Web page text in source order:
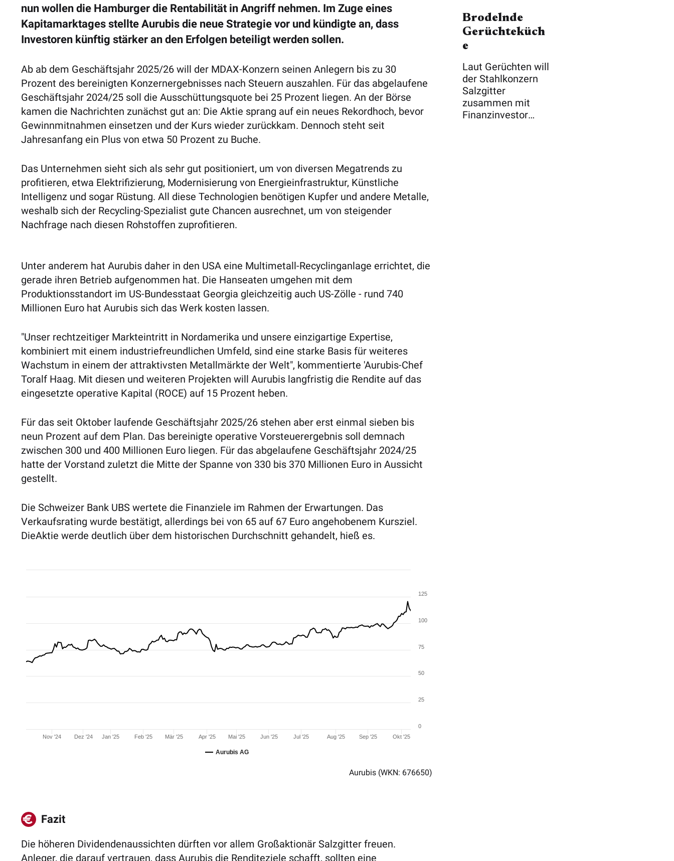
nun wollen die Hamburger die Rentabilität in Angriff nehmen. Im Zuge eines
Kapitamarktages stellte Aurubis die neue Strategie vor und kündigte an, dass
Investoren künftig stärker an den Erfolgen beteiligt werden sollen.
Ab ab dem Geschäftsjahr 2025/26 will der MDAX-Konzern seinen Anlegern bis zu 30
Prozent des bereinigten Konzernergebnisses nach Steuern auszahlen. Für das abgelaufene
Geschäftsjahr 2024/25 soll die Ausschüttungsquote bei 25 Prozent liegen. An der Börse
kamen die Nachrichten zunächst gut an: Die Aktie sprang auf ein neues Rekordhoch, bevor
Gewinnmitnahmen einsetzen und der Kurs wieder zurückkam. Dennoch steht seit
Jahresanfang ein Plus von etwa 50 Prozent zu Buche.
Das Unternehmen sieht sich als sehr gut positioniert, um von diversen Megatrends zu
profitieren, etwa Elektrifizierung, Modernisierung von Energieinfrastruktur, Künstliche
Intelligenz und sogar Rüstung. All diese Technologien benötigen Kupfer und andere Metalle,
weshalb sich der Recycling-Spezialist gute Chancen ausrechnet, um von steigender
Nachfrage nach diesen Rohstoffen zuprofitieren.
Unter anderem hat Aurubis daher in den USA eine Multimetall-Recyclinganlage errichtet, die
gerade ihren Betrieb aufgenommen hat. Die Hanseaten umgehen mit dem
Produktionsstandort im US-Bundesstaat Georgia gleichzeitig auch US-Zölle - rund 740
Millionen Euro hat Aurubis sich das Werk kosten lassen.
"Unser rechtzeitiger Markteintritt in Nordamerika und unsere einzigartige Expertise,
kombiniert mit einem industriefreundlichen Umfeld, sind eine starke Basis für weiteres
Wachstum in einem der attraktivsten Metallmärkte der Welt", kommentierte 'Aurubis-Chef
Toralf Haag. Mit diesen und weiteren Projekten will Aurubis langfristig die Rendite auf das
eingesetzte operative Kapital (ROCE) auf 15 Prozent heben.
Für das seit Oktober laufende Geschäftsjahr 2025/26 stehen aber erst einmal sieben bis
neun Prozent auf dem Plan. Das bereinigte operative Vorsteuerergebnis soll demnach
zwischen 300 und 400 Millionen Euro liegen. Für das abgelaufene Geschäftsjahr 2024/25
hatte der Vorstand zuletzt die Mitte der Spanne von 330 bis 370 Millionen Euro in Aussicht
gestellt.
Die Schweizer Bank UBS wertete die Finanziele im Rahmen der Erwartungen. Das
Verkaufsrating wurde bestätigt, allerdings bei von 65 auf 67 Euro angehobenem Kursziel.
DieAktie werde deutlich über dem historischen Durchschnitt gehandelt, hieß es.
Aurubis AG
Nov '24 Dez '24 Jan '25 Feb '25 Mär '25 Apr '25 Mai '25 Jun '25 Jul '25 Aug '25 Sep '25 Okt '25
0
25
50
75
100
125
Aurubis (WKN: 676650)
Fazit
Die höheren Dividendenaussichten dürften vor allem Großaktionär Salzgitter freuen.
Anleger, die darauf vertrauen, dass Aurubis die Renditeziele schafft, sollten eine
Brodelnde
Gerüchteküch
e
Laut Gerüchten will
der Stahlkonzern
Salzgitter
zusammen mit
Finanzinvestor